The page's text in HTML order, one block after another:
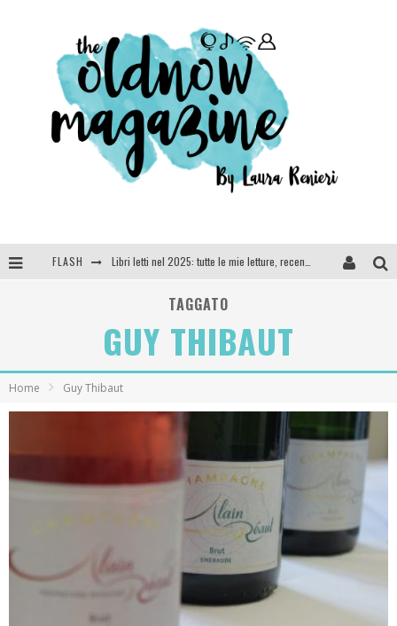
FLASH
SEE YOU AT 5 | Chanel
Anya Taylor-Joy, Jisoo e Willow Smith protagoniste della nuova campagna Dior Addict
TAGGATO
GUY THIBAUT
Home Guy Thibaut